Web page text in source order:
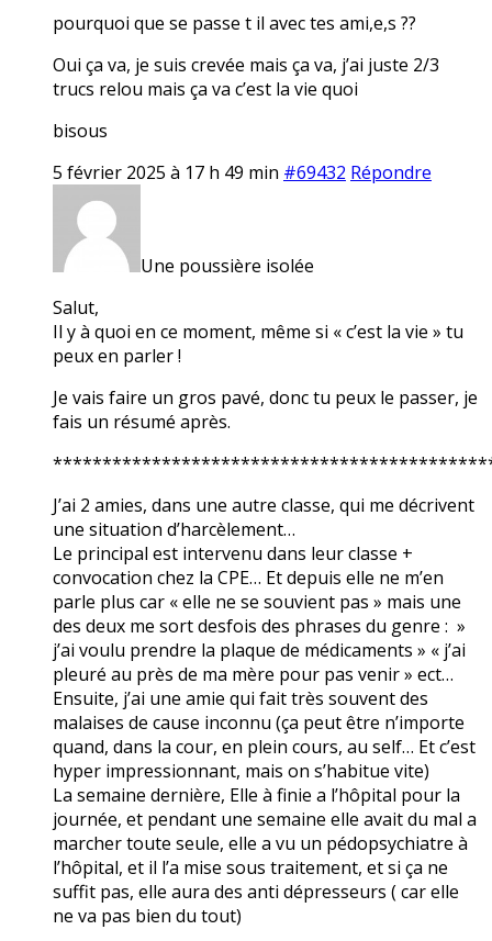
pourquoi que se passe t il avec tes ami,e,s ??
Oui ça va, je suis crevée mais ça va, j’ai juste 2/3
trucs relou mais ça va c’est la vie quoi
bisous
5 février 2025 à 17 h 49 min #69432 Répondre
Une poussière isolée
Salut,
Il y à quoi en ce moment, même si « c’est la vie » tu
peux en parler !
Je vais faire un gros pavé, donc tu peux le passer, je
fais un résumé après.
J’ai 2 amies, dans une autre classe, qui me décrivent
une situation d’harcèlement…
Le principal est intervenu dans leur classe +
convocation chez la CPE… Et depuis elle ne m’en
parle plus car « elle ne se souvient pas » mais une
des deux me sort desfois des phrases du genre : »
j’ai voulu prendre la plaque de médicaments » « j’ai
pleuré au près de ma mère pour pas venir » ect…
Ensuite, j’ai une amie qui fait très souvent des
malaises de cause inconnu (ça peut être n’importe
quand, dans la cour, en plein cours, au self… Et c’est
hyper impressionnant, mais on s’habitue vite)
La semaine dernière, Elle à finie a l’hôpital pour la
journée, et pendant une semaine elle avait du mal a
marcher toute seule, elle a vu un pédopsychiatre à
l’hôpital, et il l’a mise sous traitement, et si ça ne
suffit pas, elle aura des anti dépresseurs ( car elle
ne va pas bien du tout)